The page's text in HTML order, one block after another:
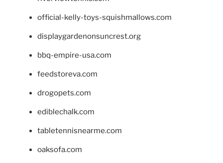
official-kelly-toys-squishmallows.com
displaygardenonsuncrest.org
bbq-empire-usa.com
feedstoreva.com
drogopets.com
ediblechalk.com
tabletennisnearme.com
oaksofa.com